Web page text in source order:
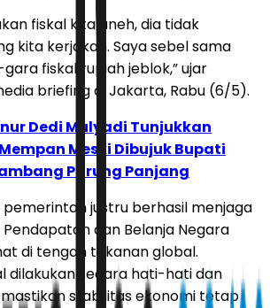
fiskal kita aneh, dia tidak
kita kerjakan. Saya sebel sama
fiskal rupiah jeblok,” ujar
briefing di Jakarta, Rabu (6/5).
Dedi Mulyadi Tunjukkan
Meski Dibujuk Bupati
Parung Panjang
pemerintah justru berhasil menjaga
dan Belanja Negara
di tengah tekanan global.
dilakukan secara hati-hati dan
stabilitas ekonomi tetap